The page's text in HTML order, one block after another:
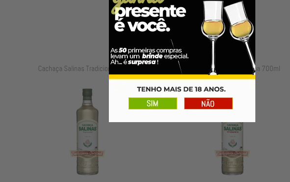
Cachaça Salinas Umburana 700ml Cachaça Salinas Umburana 600ml